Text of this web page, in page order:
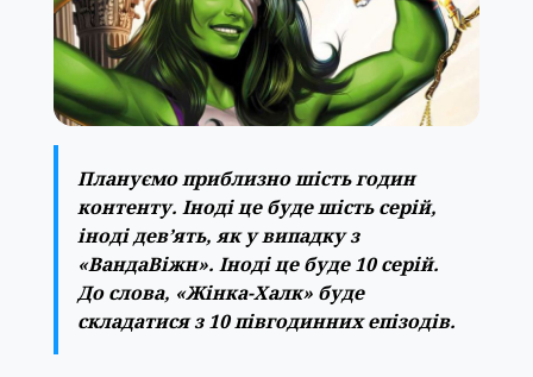
Плануємо приблизно шість годин
контенту. Іноді це буде шість серій,
іноді дев’ять, як у випадку з
«ВандаВіжн». Іноді це буде 10 серій.
До слова, «Жінка-Халк» буде
складатися з 10 півгодинних епізодів.